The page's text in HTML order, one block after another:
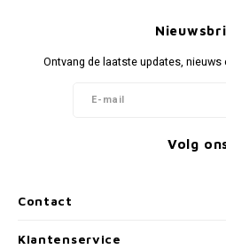
Contact
Ontvang de laatste updates,
Volg
Klantenservice